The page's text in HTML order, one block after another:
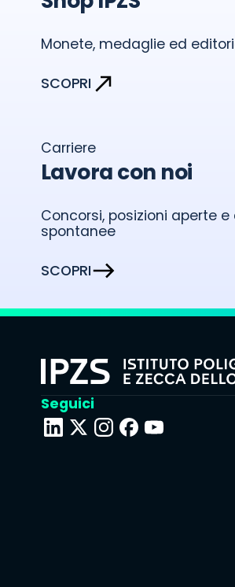
Monete, medaglie ed
SCOPRI
Carriere
Lavora con noi
Concorsi, posizioni aperte
spontanee
SCOPRI
Seguici